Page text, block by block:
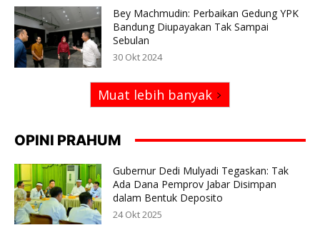
Bey Machmudin: Perbaikan Gedung YPK
Bandung Diupayakan Tak Sampai
Sebulan
30 Okt 2024
Muat lebih banyak
OPINI PRAHUM
Gubernur Dedi Mulyadi Tegaskan: Tak
Ada Dana Pemprov Jabar Disimpan
dalam Bentuk Deposito
24 Okt 2025